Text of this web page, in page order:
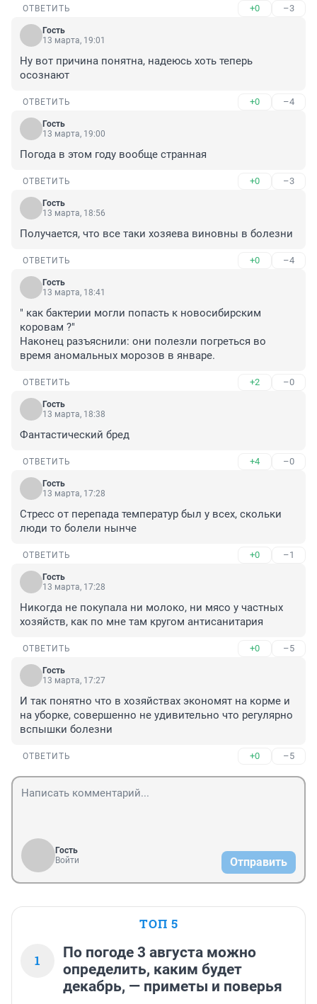
ОТВЕТИТЬ +0 –3
Гость
13 марта, 19:01
Ну вот причина понятна, надеюсь хоть теперь
осознают
ОТВЕТИТЬ +0 –4
Гость
13 марта, 19:00
Погода в этом году вообще странная
ОТВЕТИТЬ +0 –3
Гость
13 марта, 18:56
Получается, что все таки хозяева виновны в болезни
ОТВЕТИТЬ +0 –4
Гость
13 марта, 18:41
" как бактерии могли попасть к новосибирским
коровам ?"
Наконец разъяснили: они полезли погреться во
время аномальных морозов в январе.
ОТВЕТИТЬ +2 –0
Гость
13 марта, 18:38
Фантастический бред
ОТВЕТИТЬ +4 –0
Гость
13 марта, 17:28
Стресс от перепада температур был у всех, скольки
люди то болели нынче
ОТВЕТИТЬ +0 –1
Гость
13 марта, 17:28
Никогда не покупала ни молоко, ни мясо у частных
хозяйств, как по мне там кругом антисанитария
ОТВЕТИТЬ +0 –5
Гость
13 марта, 17:27
И так понятно что в хозяйствах экономят на корме и
на уборке, совершенно не удивительно что регулярно
вспышки болезни
ОТВЕТИТЬ +0 –5
Гость
Войти
Отправить
ТОП 5
1
По погоде 3 августа можно
определить, каким будет
декабрь, — приметы и поверья